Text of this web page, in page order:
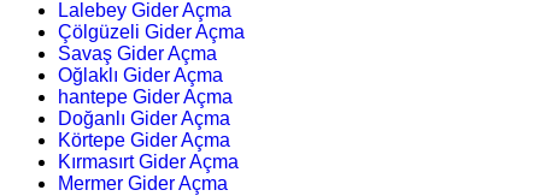
Lalebey Gider Açma
Çölgüzeli Gider Açma
Savaş Gider Açma
Oğlaklı Gider Açma
hantepe Gider Açma
Doğanlı Gider Açma
Körtepe Gider Açma
Kırmasırt Gider Açma
Mermer Gider Açma